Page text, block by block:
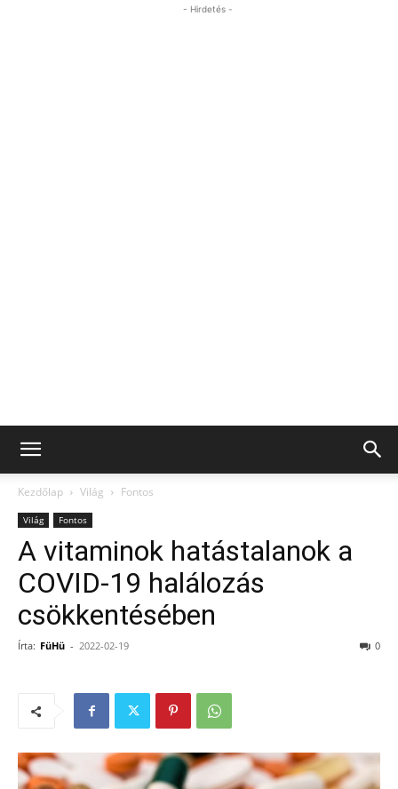
- Hirdetés -
Kezdőlap Világ Fontos
Világ Fontos
A vitaminok hatástalanok a
COVID-19 halálozás
csökkentésében
Írta: FüHü - 2022-02-19 0